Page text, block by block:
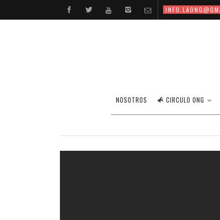
NOSOTROS CIRCULO ONG